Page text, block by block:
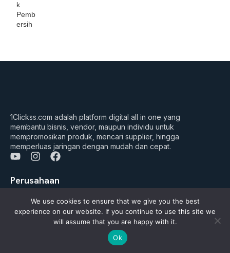
k
Pemb
ersih
1Clickss.com adalah platform digital all in one yang
membantu bisnis, vendor, maupun individu untuk
mempromosikan produk, mencari supplier, hingga
memperluas jaringan dengan mudah dan cepat.
Y
u
t
e
I
s
t
a
g
r
F
c
e
o
o
k
Perusahaan
FAQ’s
We use cookies to ensure that we give you the best
experience on our website. If you continue to use this site we
will assume that you are happy with it.
Ok